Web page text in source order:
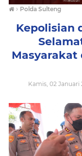
› Polda Sulteng
Kepolisian
Masyarakat
Kamis, 02 Januari